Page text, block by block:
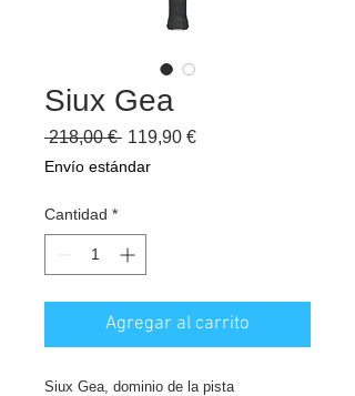
Siux Gea
218,00 € Precio
119,90 €Precio
Envío estándar
Cantidad *
Agregar al carrito
Siux Gea, dominio de la pista